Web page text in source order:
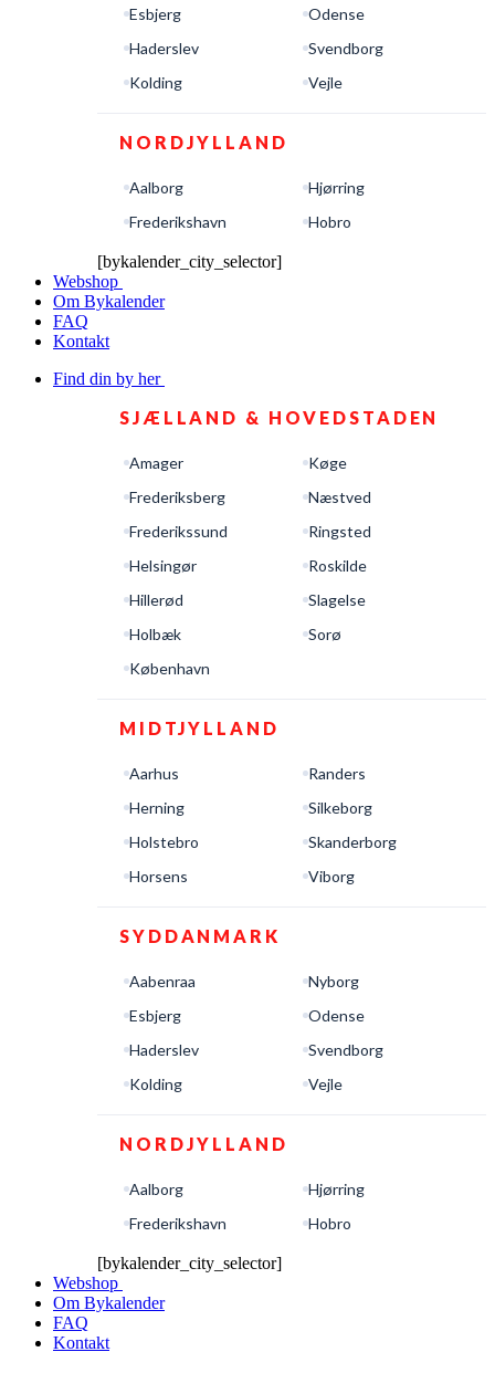
Esbjerg
Haderslev
Kolding
Odense
Svendborg
Vejle
NORDJYLLAND
Aalborg
Frederikshavn
Hjørring
Hobro
[bykalender_city_selector]
Webshop
Om Bykalender
FAQ
Kontakt
Find din by her
SJÆLLAND & HOVEDSTADEN
Amager
Frederiksberg
Frederikssund
Helsingør
Hillerød
Holbæk
København
Køge
Næstved
Ringsted
Roskilde
Slagelse
Sorø
MIDTJYLLAND
Aarhus
Herning
Holstebro
Horsens
Randers
Silkeborg
Skanderborg
Viborg
SYDDANMARK
Aabenraa
Esbjerg
Haderslev
Kolding
Nyborg
Odense
Svendborg
Vejle
NORDJYLLAND
Aalborg
Frederikshavn
Hjørring
Hobro
[bykalender_city_selector]
Webshop
Om Bykalender
FAQ
Kontakt